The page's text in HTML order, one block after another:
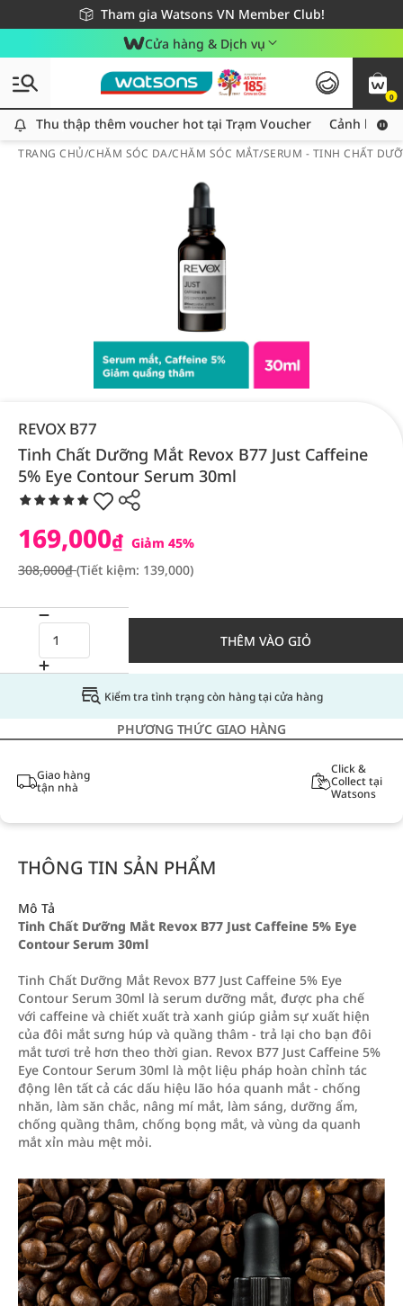
Tham gia Watsons VN Member Club!
Miễn phí giao hàng cho đơn hàng từ 249,000Đ
Giao hàng nhanh 24h - Áp dụng khu vực TP. Hồ Chí Minh
Cửa hàng & Dịch vụ
0
Thu thập thêm voucher hot tại Trạm Voucher
Thu thập thêm voucher hot tại Trạm Voucher Cảnh báo
TRANG CHỦ/CHĂM SÓC DA/CHĂM SÓC MẮT/SERUM - TINH CHẤT
REVOX B77
Tinh Chất Dưỡng Mắt Revox B77 Just Caffeine
5% Eye Contour Serum 30ml
169,000₫ Giảm 45%
308,000₫(Tiết kiệm: 139,000)
THÊM VÀO GIỎ
Kiểm tra tình trạng còn hàng tại cửa hàng
PHƯƠNG THỨC GIAO HÀNG
Giao hàng
tận nhà
Click &
Collect tại
Watsons
THÔNG TIN SẢN PHẨM
Mô Tả
Tinh Chất Dưỡng Mắt Revox B77 Just Caffeine 5% Eye
Contour Serum 30ml
Tinh Chất Dưỡng Mắt Revox B77 Just Caffeine 5% Eye
Contour Serum 30ml là serum dưỡng mắt, được pha chế
với caffeine và chiết xuất trà xanh giúp giảm sự xuất hiện
của đôi mắt sưng húp và quầng thâm - trả lại cho bạn đôi
mắt tươi trẻ hơn theo thời gian. Revox B77 Just Caffeine 5%
Eye Contour Serum 30ml là một liệu pháp hoàn chỉnh tác
động lên tất cả các dấu hiệu lão hóa quanh mắt - chống
nhăn, làm săn chắc, nâng mí mắt, làm sáng, dưỡng ẩm,
chống quầng thâm, chống bọng mắt, và vùng da quanh
mắt xỉn màu mệt mỏi.